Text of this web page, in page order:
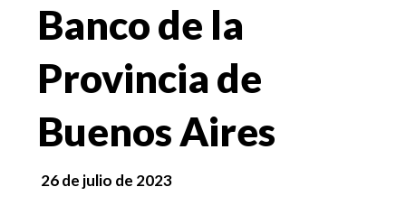
Banco de la
Provincia de
Buenos Aires
26 de julio de 2023